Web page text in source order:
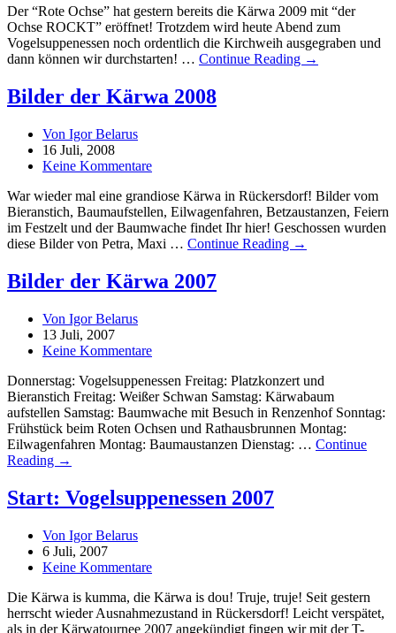
Der “Rote Ochse” hat gestern bereits die Kärwa 2009 mit “der
Ochse ROCKT” eröffnet! Trotzdem wird heute Abend zum
Vogelsuppenessen noch ordentlich die Kirchweih ausgegraben und
dann können wir durchstarten! … Continue Reading →
Bilder der Kärwa 2008
Von Igor Belarus
16 Juli, 2008
Keine Kommentare
War wieder mal eine grandiose Kärwa in Rückersdorf! Bilder vom
Bieranstich, Baumaufstellen, Eilwagenfahren, Betzaustanzen, Feiern
im Festzelt und der Baumwache findet Ihr hier! Geschossen wurden
diese Bilder von Petra, Maxi … Continue Reading →
Bilder der Kärwa 2007
Von Igor Belarus
13 Juli, 2007
Keine Kommentare
Donnerstag: Vogelsuppenessen Freitag: Platzkonzert und
Bieranstich Freitag: Weißer Schwan Samstag: Kärwabaum
aufstellen Samstag: Baumwache mit Besuch in Renzenhof Sonntag:
Frühstück beim Roten Ochsen und Rathausbrunnen Montag:
Eilwagenfahren Montag: Baumaustanzen Dienstag: … Continue
Reading →
Start: Vogelsuppenessen 2007
Von Igor Belarus
6 Juli, 2007
Keine Kommentare
Die Kärwa is kumma, die Kärwa is dou! Truje, truje! Seit gestern
herrscht wieder Ausnahmezustand in Rückersdorf! Leicht verspätet,
als in der Kärwatournee 2007 angekündigt fingen wir mit der T-